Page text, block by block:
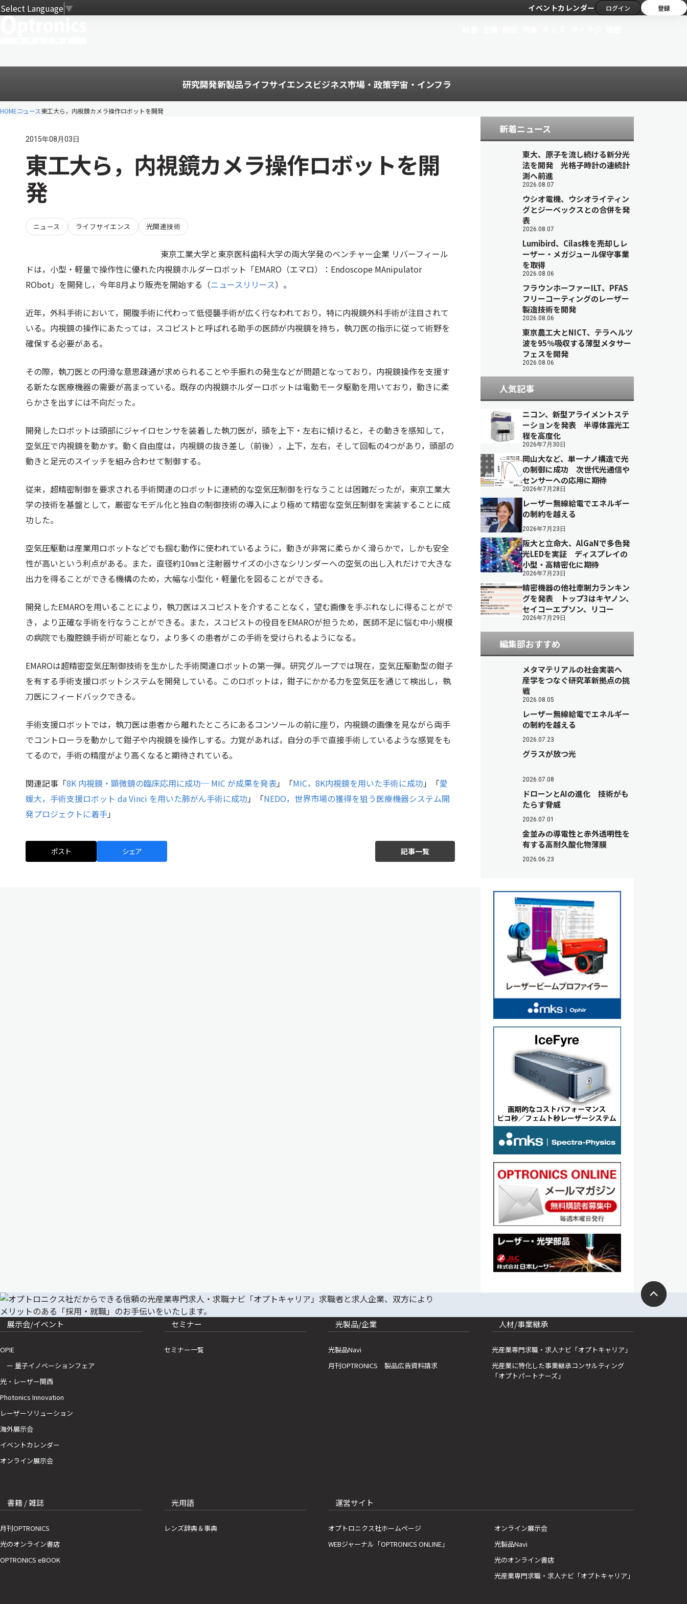
Select Language▼ イベントカレンダー ログイン 登録
研究開発新製品ライフサイエンスビジネス市場・政策宇宙・インフラ
HOMEニュース東工大ら，内視鏡カメラ操作ロボットを開発
2015年08月03日
東工大ら，内視鏡カメラ操作ロボットを開
発
ニュース ライフサイエンス 光関連技術
東京工業大学と東京医科歯科大学の両大学発のベンチャー企業 リバーフィール
ドは，小型・軽量で操作性に優れた内視鏡ホルダーロボット「EMARO（エマロ）：Endoscope MAnipulator
RObot」を開発し，今年8月より販売を開始する（ニュースリリース）。
近年，外科手術において，開腹手術に代わって低侵襲手術が広く行なわれており，特に内視鏡外科手術が注目されて
いる。内視鏡の操作にあたっては，スコピストと呼ばれる助手の医師が内視鏡を持ち，執刀医の指示に従って術野を
確保する必要がある。
その際，執刀医との円滑な意思疎通が求められることや手振れの発生などが問題となっており，内視鏡操作を支援す
る新たな医療機器の需要が高まっている。既存の内視鏡ホルダーロボットは電動モータ駆動を用いており，動きに柔
らかさを出すには不向だった。
開発したロボットは頭部にジャイロセンサを装着した執刀医が，頭を上下・左右に傾けると，その動きを感知して，
空気圧で内視鏡を動かす。動く自由度は，内視鏡の抜き差し（前後），上下，左右，そして回転の4つがあり，頭部の
動きと足元のスイッチを組み合わせて制御する。
従来，超精密制御を要求される手術関連のロボットに連続的な空気圧制御を行なうことは困難だったが，東京工業大
学の技術を基盤として，厳密なモデル化と独自の制御技術の導入により極めて精密な空気圧制御を実装することに成
功した。
空気圧駆動は産業用ロボットなどでも掴む動作に使われているように，動きが非常に柔らかく滑らかで，しかも安全
性が高いという利点がある。また，直径約10㎜と注射器サイズの小さなシリンダーへの空気の出し入れだけで大きな
出力を得ることができる機構のため，大幅な小型化・軽量化を図ることができる。
開発したEMAROを用いることにより，執刀医はスコピストを介することなく，望む画像を手ぶれなしに得ることがで
き，より正確な手術を行なうことができる。また，スコピストの役目をEMAROが担うため，医師不足に悩む中小規模
の病院でも腹腔鏡手術が可能となり，より多くの患者がこの手術を受けられるようになる。
EMAROは超精密空気圧制御技術を生かした手術関連ロボットの第一弾。研究グループでは現在，空気圧駆動型の鉗子
を有する手術支援ロボットシステムを開発している。このロボットは，鉗子にかかる力を空気圧を通じて検出し，執
刀医にフィードバックできる。
手術支援ロボットでは，執刀医は患者から離れたところにあるコンソールの前に座り，内視鏡の画像を見ながら両手
でコントローラを動かして鉗子や内視鏡を操作しする。力覚があれば，自分の手で直接手術しているような感覚をも
てるので，手術の精度がより高くなると期待されている。
関連記事「8K 内視鏡・顕微鏡の臨床応用に成功─ MIC が成果を発表」「MIC，8K内視鏡を用いた手術に成功」「愛
媛大，手術支援ロボット da Vinci を用いた肺がん手術に成功」「NEDO，世界市場の獲得を狙う医療機器システム開
発プロジェクトに着手」
ポスト シェア 記事一覧
新着ニュース
東大、原子を流し続ける新分光
法を開発 光格子時計の連続計
測へ前進
2026.08.07
ウシオ電機、ウシオライティン
グとジーベックスとの合併を発
表
2026.08.07
Lumibird、Cilas株を売却しレ
ーザー・メガジュール保守事業
を取得
2026.08.06
フラウンホーファーILT、PFAS
フリーコーティングのレーザー
製造技術を開発
2026.08.06
東京農工大とNICT、テラヘルツ
波を95％吸収する薄型メタサー
フェスを開発
2026.08.06
人気記事
ニコン、新型アライメントステ
ーションを発表 半導体露光工
程を高度化
2026年7月30日
岡山大など、単一ナノ構造で光
の制御に成功 次世代光通信や
センサーへの応用に期待
2026年7月28日
レーザー無線給電でエネルギー
の制約を越える
2026年7月23日
阪大と立命大、AlGaNで多色発
光LEDを実証 ディスプレイの
小型・高精密化に期待
2026年7月23日
精密機器の他社牽制力ランキン
グを発表 トップ3はキヤノン、
セイコーエプソン、リコー
2026年7月29日
編集部おすすめ
メタマテリアルの社会実装へ
産学をつなぐ研究革新拠点の挑
戦
2026.08.05
レーザー無線給電でエネルギー
の制約を越える
2026.07.23
グラスが放つ光
2026.07.08
ドローンとAIの進化 技術がも
たらす脅威
2026.07.01
金並みの導電性と赤外透明性を
有する高耐久酸化物薄膜
2026.06.23
展示会/イベント
OPIE
ー 量子イノベーションフェア
光・レーザー関西
Photonics Innovation
レーザーソリューション
海外展示会
イベントカレンダー
オンライン展示会
セミナー
セミナー一覧
光製品/企業
光製品Navi
月刊OPTRONICS 製品広告資料請求
人材/事業継承
光産業専門求職・求人ナビ「オプトキャリア」
光産業に特化した事業継承コンサルティング
「オプトパートナーズ」
書籍 / 雑誌
月刊OPTRONICS
光のオンライン書店
OPTRONICS eBOOK
光用語
レンズ辞典＆事典
運営サイト
オプトロニクス社ホームページ
WEBジャーナル「OPTRONICS ONLINE」
オンライン展示会
光製品Navi
光のオンライン書店
光産業専門求職・求人ナビ「オプトキャリア」